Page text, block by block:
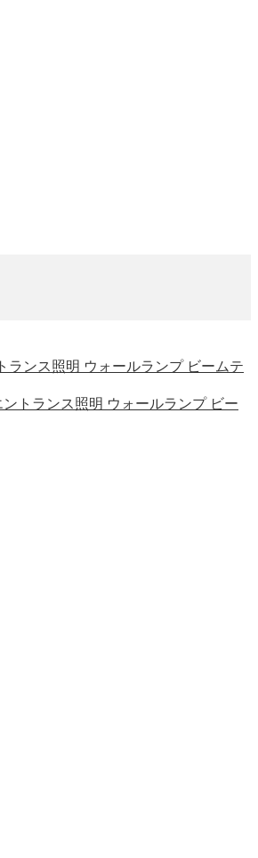
ランス照明 ウォールランプ ビームテ
トランス照明 ウォールランプ ビー